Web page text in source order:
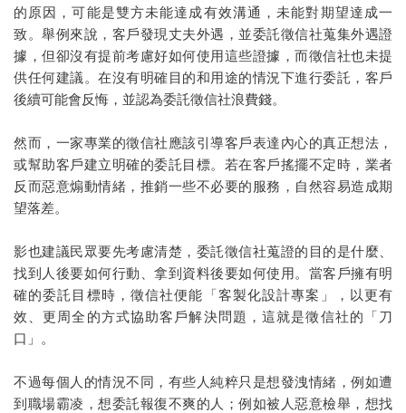
的原因，可能是雙方未能達成有效溝通，未能對期望達成一
致。舉例來說，客戶發現丈夫外遇，並委託徵信社蒐集外遇證
據，但卻沒有提前考慮好如何使用這些證據，而徵信社也未提
供任何建議。在沒有明確目的和用途的情況下進行委託，客戶
後續可能會反悔，並認為委託徵信社浪費錢。
然而，一家專業的徵信社應該引導客戶表達內心的真正想法，
或幫助客戶建立明確的委託目標。若在客戶搖擺不定時，業者
反而惡意煽動情緒，推銷一些不必要的服務，自然容易造成期
望落差。
影也建議民眾要先考慮清楚，委託徵信社蒐證的目的是什麼、
找到人後要如何行動、拿到資料後要如何使用。當客戶擁有明
確的委託目標時，徵信社便能「客製化設計專案」，以更有
效、更周全的方式協助客戶解決問題，這就是徵信社的「刀
口」。
不過每個人的情況不同，有些人純粹只是想發洩情緒，例如遭
到職場霸凌，想委託報復不爽的人；例如被人惡意檢舉，想找